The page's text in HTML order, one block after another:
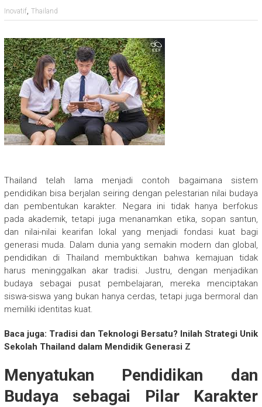
Inovatif, Thailand
Thailand telah lama menjadi contoh bagaimana sistem
pendidikan bisa berjalan seiring dengan pelestarian nilai budaya
dan pembentukan karakter. Negara ini tidak hanya berfokus
pada akademik, tetapi juga menanamkan etika, sopan santun,
dan nilai-nilai kearifan lokal yang menjadi fondasi kuat bagi
generasi muda. Dalam dunia yang semakin modern dan global,
pendidikan di Thailand membuktikan bahwa kemajuan tidak
harus meninggalkan akar tradisi. Justru, dengan menjadikan
budaya sebagai pusat pembelajaran, mereka menciptakan
siswa-siswa yang bukan hanya cerdas, tetapi juga bermoral dan
memiliki identitas kuat.
Baca juga: Tradisi dan Teknologi Bersatu? Inilah Strategi Unik
Sekolah Thailand dalam Mendidik Generasi Z
Menyatukan Pendidikan dan
Budaya sebagai Pilar Karakter